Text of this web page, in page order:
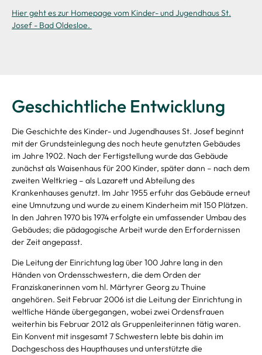
Hier geht es zur Homepage vom Kinder- und Jugendhaus St.
Josef - Bad Oldesloe.
Geschichtliche Entwicklung
Die Geschichte des Kinder- und Jugendhauses St. Josef beginnt
mit der Grundsteinlegung des noch heute genutzten Gebäudes
im Jahre 1902. Nach der Fertigstellung wurde das Gebäude
zunächst als Waisenhaus für 200 Kinder, später dann – nach dem
zweiten Weltkrieg – als Lazarett und Abteilung des
Krankenhauses genutzt. Im Jahr 1955 erfuhr das Gebäude erneut
eine Umnutzung und wurde zu einem Kinderheim mit 150 Plätzen.
In den Jahren 1970 bis 1974 erfolgte ein umfassender Umbau des
Gebäudes; die pädagogische Arbeit wurde den Erfordernissen
der Zeit angepasst.
Die Leitung der Einrichtung lag über 100 Jahre lang in den
Händen von Ordensschwestern, die dem Orden der
Franziskanerinnen vom hl. Märtyrer Georg zu Thuine
angehören. Seit Februar 2006 ist die Leitung der Einrichtung in
weltliche Hände übergegangen, wobei zwei Ordensfrauen
weiterhin bis Februar 2012 als Gruppenleiterinnen tätig waren.
Ein Konvent mit insgesamt 7 Schwestern lebte bis dahin im
Dachgeschoss des Haupthauses und unterstützte die